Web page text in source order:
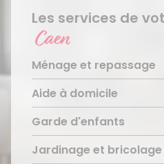
Les services de
Caen
Ménage et repassage
Ménage régulier
Ménage ponctuel
Repassage à domicile
Découvrir le service
Aide à domicile
Aide aux personnes
Téléassistance pour
Accompagnement du
Garde d'enfants
Garde d’enfants de plus
Jardinage et bricolage